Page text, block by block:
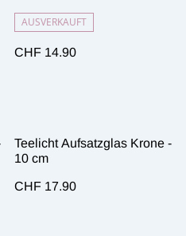
AUSVERKAUFT
CHF 14.90
Teelicht Aufsatzglas Krone -
10 cm
CHF 17.90